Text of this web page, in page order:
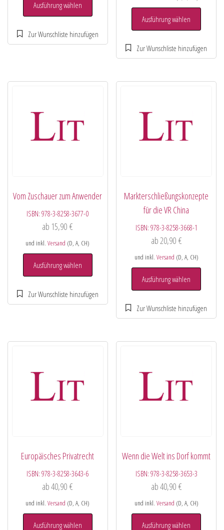
Ausführung wählen
Ausführung wählen
Vom Zuschauer zum Anwender
ISBN:978-3-8258-3677-0
ab 15,90€
und inkl.Versand (D, A, CH)
Ausführung wählen
Markterschließungskonzepte
für die VR China
ISBN: 978-3-8258-3668-1
ab20,90 €
und inkl. Versand (D, A, CH)
Ausführung wählen
Europäisches Privatrecht
ISBN:978-3-8258-3643-6
ab40,90€
und inkl.Versand (D, A, CH)
Ausführung wählen
Wenn die Welt ins Dorf kommt
ISBN: 978-3-8258-3653-3
ab40,90 €
und inkl. Versand (D, A, CH)
Ausführung wählen